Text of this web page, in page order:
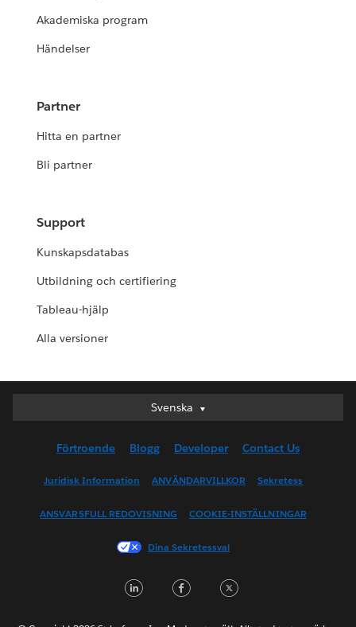
Akademiska program
Händelser
Partner
Hitta en partner
Bli partner
Support
Kunskapsdatabas
Utbildning och certifiering
Tableau-hjälp
Alla versioner
Svenska
Svenska
English (UK)
English (US)
Français (Canada)
Français (France)
日本語
Förtroende Blogg Developer Contact Us
Juridisk Information ANVÄNDARVILLKOR Sekretess
ANSVARSFULL REDOVISNING COOKIE-INSTÄLLNINGAR
Dina Sekretessval
LinkedInFacebook